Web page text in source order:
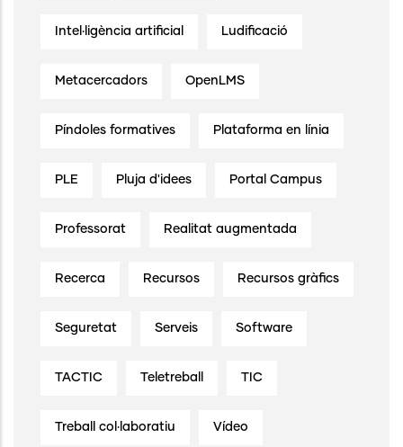
Intel·ligència artificial Ludificació
Metacercadors OpenLMS
Píndoles formatives Plataforma en línia
PLE Pluja d'idees Portal Campus
Professorat Realitat augmentada
Recerca Recursos Recursos gràfics
Seguretat Serveis Software
TACTIC Teletreball TIC
Treball col·laboratiu Vídeo